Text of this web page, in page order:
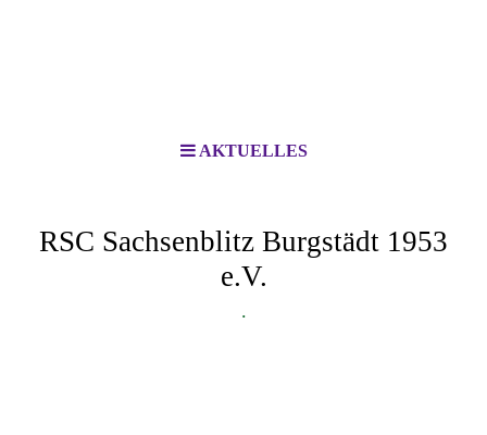
AKTUELLES
RSC Sachsenblitz Burgstädt 1953
e.V.
.